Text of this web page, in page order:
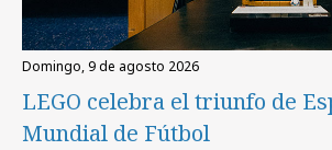
domingo, 9 de agosto 2026
LEGO celebra el triunfo de
Mundial de Fútbol